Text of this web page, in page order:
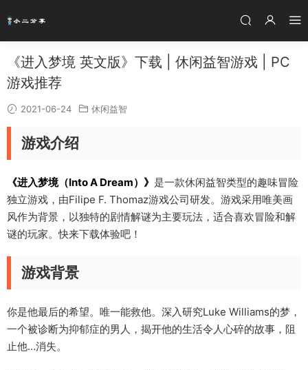
《进入梦境 英文版》下载 | 休闲益智游戏 | PC
游戏推荐
2021-06-24 休闲益智
游戏介绍
《进入梦境（Into A Dream）》 是一款休闲益智类型的趣味冒险
独立游戏，由Filipe F. Thomaz游戏公司研发。游戏采用唯美画
风作为背景，以独特的剧情解谜为主要玩法，适合喜欢冒险和解
谜的玩家。快来下载体验吧！
游戏背景
你是他最后的希望。唯一能救他。深入研究Luke Williams的梦，
一个被诊断为抑郁症的男人，揭开他的生活令人心碎的故事，阻
止他…消失。